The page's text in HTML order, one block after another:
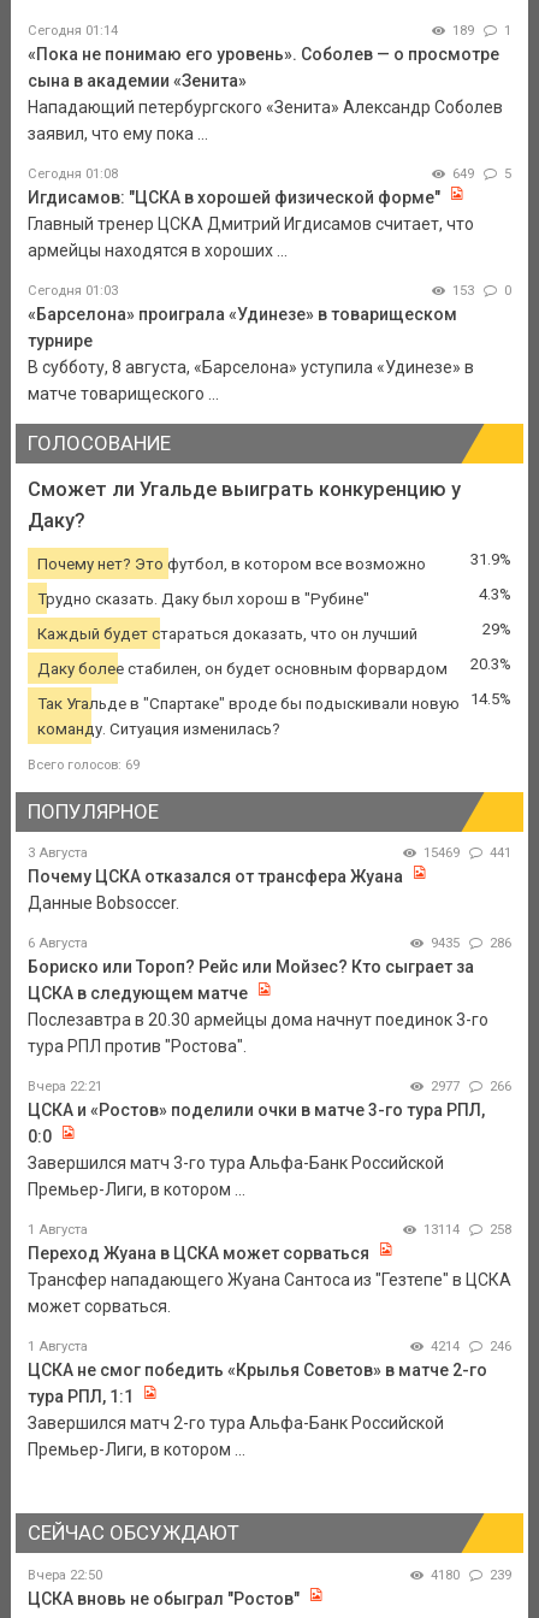
Сегодня 01:14 189 1
«Пока не понимаю его уровень». Соболев — о просмотре
сына в академии «Зенита»
Нападающий петербургского «Зенита» Александр Соболев
заявил, что ему пока ...
Сегодня 01:08 649 5
Игдисамов: "ЦСКА в хорошей физической форме"
Главный тренер ЦСКА Дмитрий Игдисамов считает, что
армейцы находятся в хороших ...
Сегодня 01:03 153 0
«Барселона» проиграла «Удинезе» в товарищеском
турнире
В субботу, 8 августа, «Барселона» уступила «Удинезе» в
матче товарищеского ...
ГОЛОСОВАНИЕ
Сможет ли Угальде выиграть конкуренцию у
Даку?
Почему нет? Это футбол, в котором все возможно 31.9%
Трудно сказать. Даку был хорош в "Рубине" 4.3%
Каждый будет стараться доказать, что он лучший 29%
Даку более стабилен, он будет основным форвардом 20.3%
Так Угальде в "Спартаке" вроде бы подыскивали новую
команду. Ситуация изменилась?
14.5%
Всего голосов: 69
ПОПУЛЯРНОЕ
3 Августа 15469 441
Почему ЦСКА отказался от трансфера Жуана
Данные Bobsoccer.
6 Августа 9435 286
Бориско или Тороп? Рейс или Мойзес? Кто сыграет за
ЦСКА в следующем матче
Послезавтра в 20.30 армейцы дома начнут поединок 3-го
тура РПЛ против "Ростова".
Вчера 22:21 2977 266
ЦСКА и «Ростов» поделили очки в матче 3-го тура РПЛ,
0:0
Завершился матч 3-го тура Альфа-Банк Российской
Премьер-Лиги, в котором ...
1 Августа 13114 258
Переход Жуана в ЦСКА может сорваться
Трансфер нападающего Жуана Сантоса из "Гезтепе" в ЦСКА
может сорваться.
1 Августа 4214 246
ЦСКА не смог победить «Крылья Советов» в матче 2-го
тура РПЛ, 1:1
Завершился матч 2-го тура Альфа-Банк Российской
Премьер-Лиги, в котором ...
СЕЙЧАС ОБСУЖДАЮТ
Вчера 22:50 4180 239
ЦСКА вновь не обыграл "Ростов"